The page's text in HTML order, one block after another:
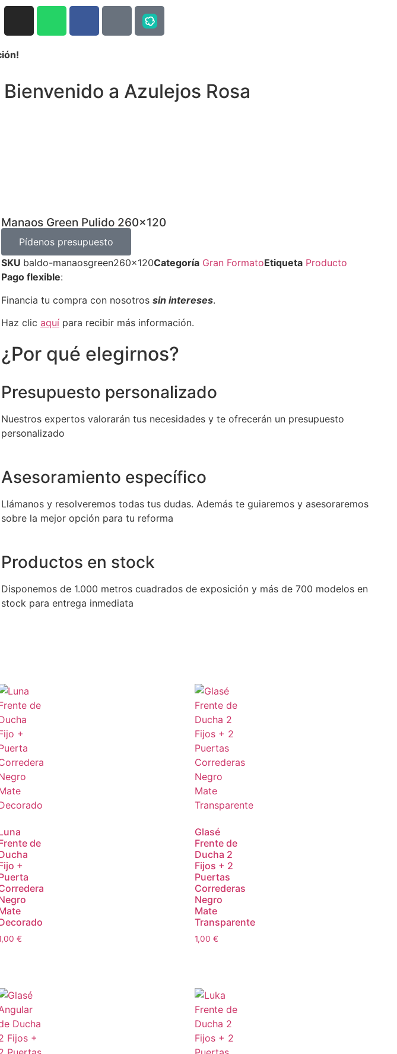
Bienvenido a Azulejos Rosa
Manaos Green Pulido 260×120
Pídenos presupuesto
SKU baldo-manaosgreen260x120Categoría Gran FormatoEtiqueta Producto
Pago flexible:
Financia tu compra con nosotros sin intereses.
Haz clic aquí para recibir más información.
¿Por qué elegirnos?
Presupuesto personalizado
Nuestros expertos valorarán tus necesidades y te ofrecerán un presupuesto
personalizado
Asesoramiento específico
Llámanos y resolveremos todas tus dudas. Además te guiaremos y asesoraremos
sobre la mejor opción para tu reforma
Productos en stock
Disponemos de 1.000 metros cuadrados de exposición y más de 700 modelos en
stock para entrega inmediata
de
+
€
Glasé
Frente de
Ducha 2
Fijos + 2
Puertas
Correderas
Negro
Mate
Transparente
1,00 €